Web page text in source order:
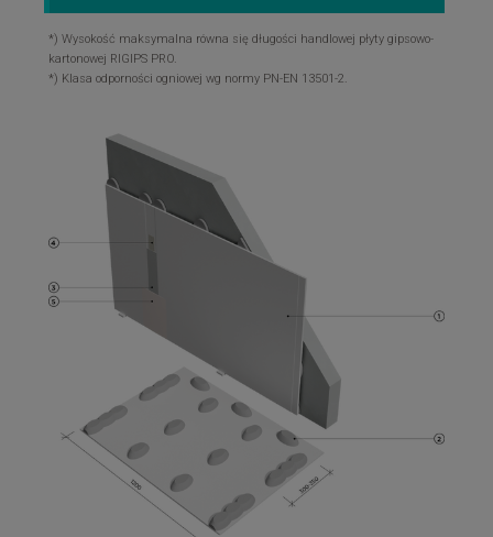
*) Wysokość maksymalna równa się długości handlowej płyty gipsowo-
kartonowej RIGIPS PRO.
*) Klasa odporności ogniowej wg normy PN-EN 13501-2.